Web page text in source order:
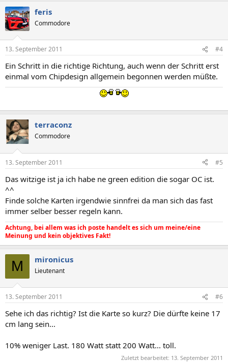
feris
Commodore
13. September 2011 #4
Ein Schritt in die richtige Richtung, auch wenn der Schritt erst
einmal vom Chipdesign allgemein begonnen werden müßte.
terraconz
Commodore
13. September 2011 #5
Das witzige ist ja ich habe ne green edition die sogar OC ist.
^^
Finde solche Karten irgendwie sinnfrei da man sich das fast
immer selber besser regeln kann.
Achtung, bei allem was ich poste handelt es sich um meine/eine
Meinung und kein objektives Fakt!
M mironicus
Lieutenant
13. September 2011 #6
Sehe ich das richtig? Ist die Karte so kurz? Die dürfte keine 17
cm lang sein...
10% weniger Last. 180 Watt statt 200 Watt... toll.
Zuletzt bearbeitet: 13. September 2011